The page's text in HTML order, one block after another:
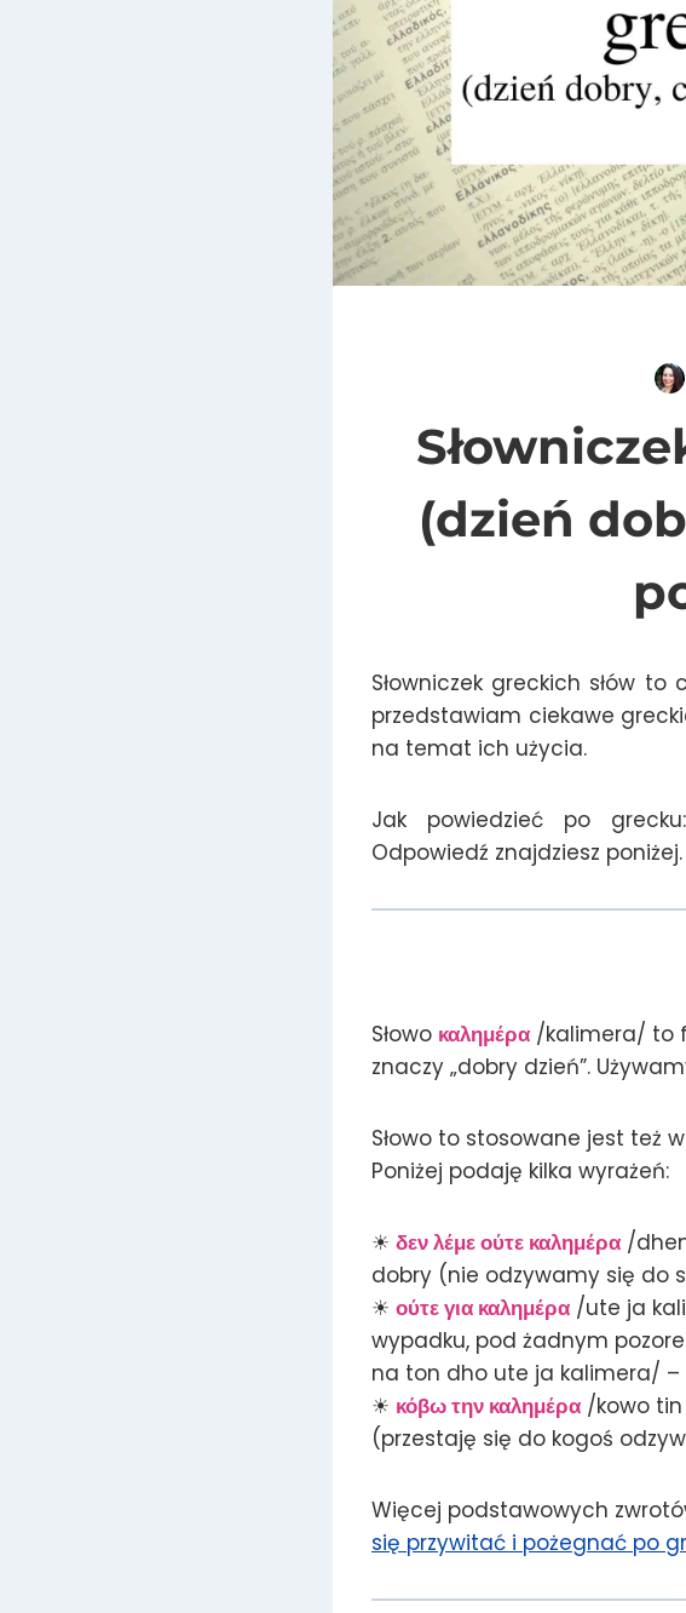
(dzień
Słowniczek greckich słów
przedstawiam ciekawe
na temat ich użycia.
Jak powiedzieć po
Odpowiedź znajdziesz poniżej.
Słowo καλημέρα /kalimera/ to
znaczy „dobry dzień”.
Słowo to stosowane jest też
Poniżej podaję kilka wyrażeń:
☀ δεν λέμε ούτε καλημέρα /
dobry (nie odzywamy się do
☀ ούτε για καλημέρα /ute ja
wypadku, pod żadnym
na ton dho ute ja kalimera/
☀ κόβω την καλημέρα /kowo
(przestaję się do kogoś
Więcej podstawowych
się przywitać i pożegnać po